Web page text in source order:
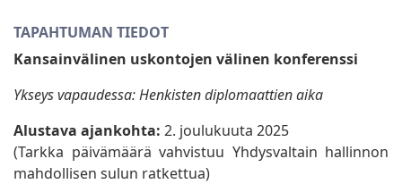
TAPAHTUMAN TIEDOT
Kansainvälinen uskontojen välinen konferenssi
Ykseys vapaudessa: Henkisten diplomaattien aika
Alustava ajankohta: 2. joulukuuta 2025
(Tarkka päivämäärä vahvistuu Yhdysvaltain hallinnon
mahdollisen sulun ratkettua)